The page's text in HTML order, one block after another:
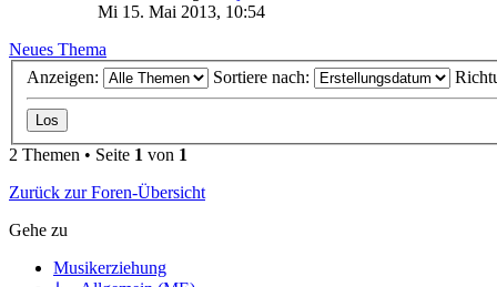
Mi 15. Mai 2013, 10:54
Neues Thema
Anzeigen:
Sortiere nach:
2 Themen • Seite 1 von 1
Zurück zur Foren-Übersicht
Gehe zu
Musikerziehung